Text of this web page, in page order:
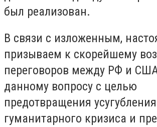
был реализован.
В связи с изложенным,
призываем к скорейшему
переговоров между РФ и
данному вопросу с целью
предотвращения усугубления
гуманитарного кризиса и